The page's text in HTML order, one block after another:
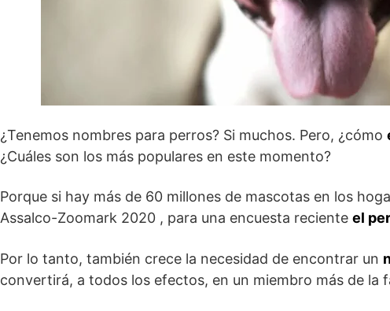
¿Tenemos nombres para perros? Si muchos. Pero, ¿cómo
¿Cuáles son los más populares en este momento?
Porque si hay más de 60 millones de mascotas en los
Assalco-Zoomark 2020 , para una encuesta reciente el
Por lo tanto, también crece la necesidad de encontrar un
convertirá, a todos los efectos, en un miembro más de la